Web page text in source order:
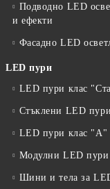
Подводно LED
и ефекти
Фасадно LED
LED пури
LED пури клас
Стъклени LED пури
LED пури клас "А"
Модулни LED
Шини и тела за